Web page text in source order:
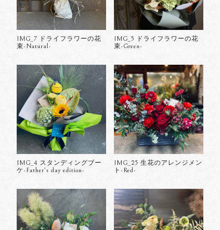
IMG_7 ドライフラワーの花
束-Natural-
IMG_5 ドライフラワーの花
束-Green-
IMG_4 スタンディングブー
ケ-Father’s day edition-
IMG_25 生花のアレンジメン
ト-Red-